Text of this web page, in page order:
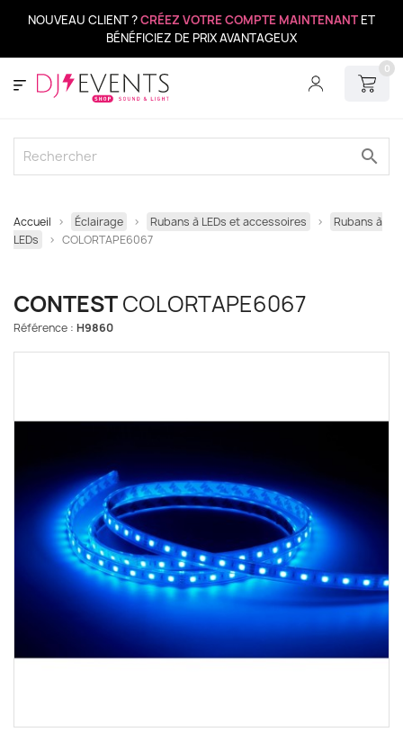
NOUVEAU CLIENT ?CRÉEZ VOTRE COMPTE MAINTENANT ET
BÉNÉFICIEZ DE PRIX AVANTAGEUX
0
search
Accueil Éclairage Rubans à LEDs et accessoires
Rubans à
LEDs
COLORTAPE6067
CONTESTCOLORTAPE6067
Référence : H9860